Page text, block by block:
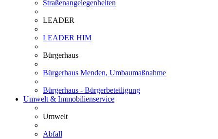
Straßenangelegenheiten
LEADER
LEADER HIM
Bürgerhaus
Bürgerhaus Menden, Umbaumaßnahme
Bürgerhaus - Bürgerbeteiligung
Umwelt & Immobilienservice
Umwelt
Abfall